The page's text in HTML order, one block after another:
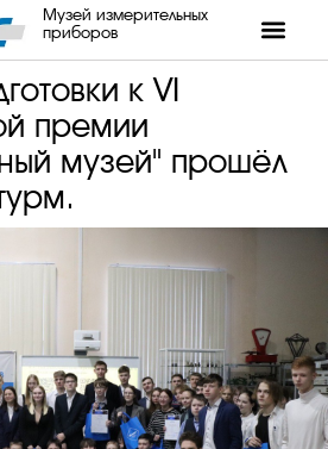
Музей измерительных
приборов
к VI
премии
музей" прошёл